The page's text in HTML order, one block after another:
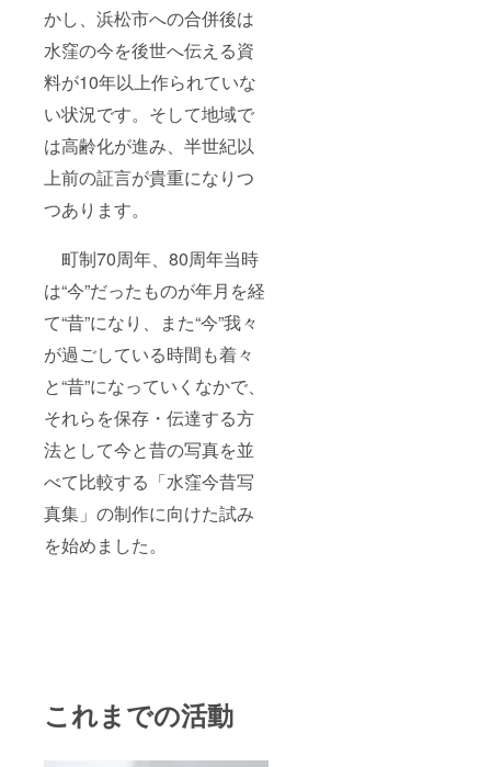
かし、浜松市への合併後は
水窪の今を後世へ伝える資
料が10年以上作られていな
い状況です。そして地域で
は高齢化が進み、半世紀以
上前の証言が貴重になりつ
つあります。
町制70周年、80周年当時
は“今”だったものが年月を経
て“昔”になり、また“今”我々
が過ごしている時間も着々
と“昔”になっていくなかで、
それらを保存・伝達する方
法として今と昔の写真を並
べて比較する「水窪今昔写
真集」の制作に向けた試み
を始めました。
これまでの活動